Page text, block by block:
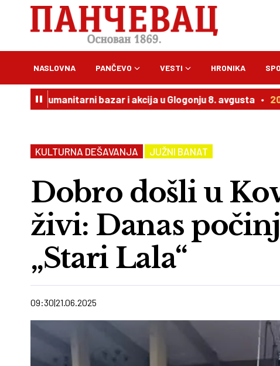
NASLOVNA PANČEVO VESTI HRONIKA
bazar i akcija u Glogonju 8. avgusta 20:54
KULTURNA DEŠAVANJA JUŽNI BANAT
Dobro došli u
živi: Danas
„Stari Lala“
09:30 21.06.2025